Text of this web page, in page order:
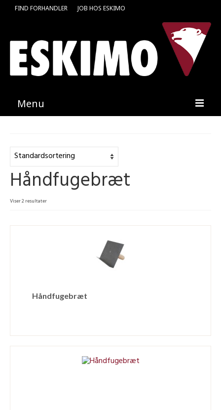
FIND FORHANDLER JOB HOS ESKIMO
Menu
Produkter
Kataloger
Håndfugebræt
Viser 2 resultater
Håndfugebræt